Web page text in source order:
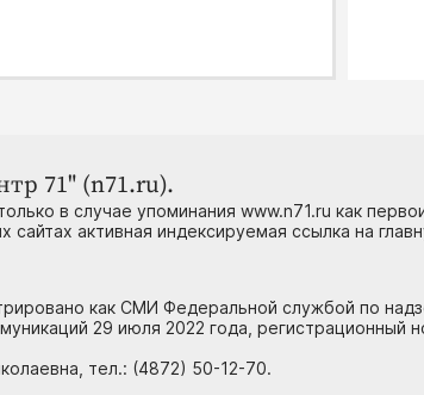
71" (n71.ru).
в случае упоминания www.n71.ru как
сайтах активная индексируемая ссылка на
как СМИ Федеральной службой по
29 июля 2022 года,
тел.: (4872) 50-12-70.